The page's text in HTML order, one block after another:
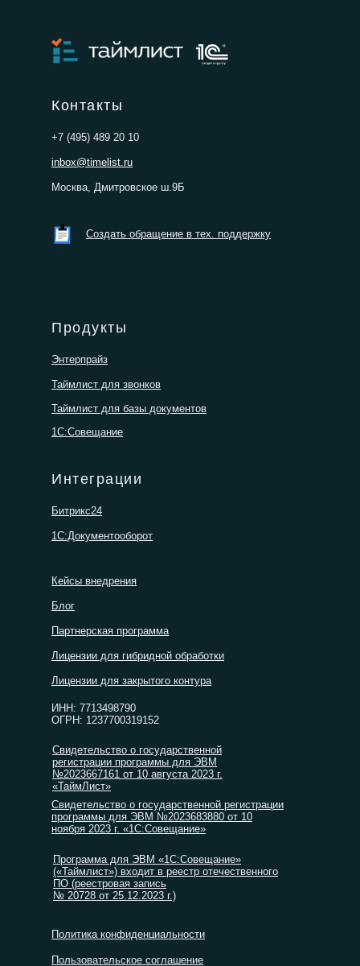
Политика конфиденциальности
Пользовательское соглашение
Создать обращение в тех. поддержку
Битрикс24
1С:Документооборот
Интеграции
ИНН: 7713498790
ОГРН: 1237700319152
Свидетельство о государственной
регистрации программы для ЭВМ
№2023667161 от 10 августа 2023 г.
«ТаймЛист»
Свидетельство о государственной регистрации
программы для ЭВМ №2023683880 от 10
ноября 2023 г. «1С:Совещание»
Программа для ЭВМ «1С:Совещание»
(«Таймлист») входит в реестр отечественного
ПО (реестровая запись
№ 20728 от 25.12.2023 г.)
Блог
Кейсы внедрения
Лицензии для гибридной обработки
Партнерская программа
Лицензии для закрытого контура
+7 (495) 489 20 10
inbox@timelist.ru
Москва, Дмитровское ш.9Б
Контакты
Таймлист для звонков
Энтерпрайз
1С:Совещание
Таймлист для базы документов
Продукты